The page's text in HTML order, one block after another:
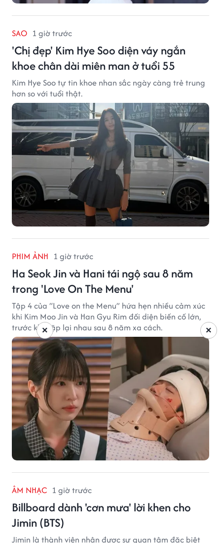
SAO 1 giờ trước
'Chị đẹp' Kim Hye Soo diện váy ngắn
khoe chân dài miên man ở tuổi 55
Kim Hye Soo tự tin khoe nhan sắc ngày càng trẻ trung
hơn so với tuổi thật.
PHIM ẢNH 1 giờ trước
Ha Seok Jin và Hani tái ngộ sau 8 năm
trong 'Love On The Menu'
Tập 4 của “Love on the Menu” hứa hẹn nhiều cảm xúc
khi Kim Moo Jin và Han Gyu Rim đối diện biến cố lớn,
trước khi gặp lại nhau sau 8 năm xa cách.
ÂM NHẠC 1 giờ trước
Billboard dành 'cơn mưa' lời khen cho
Jimin (BTS)
Jimin là thành viên nhận được sự quan tâm đặc biệt
×
×